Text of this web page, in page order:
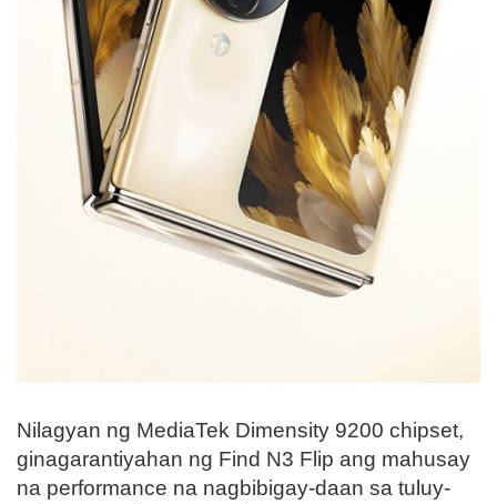
Nilagyan ng MediaTek Dimensity 9200 chipset,
ginagarantiyahan ng Find N3 Flip ang mahusay
na performance na nagbibigay-daan sa tuluy-